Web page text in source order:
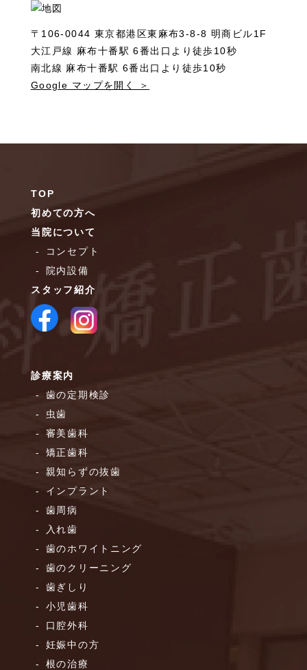
〒106-0044 東京都港区東麻布3-8-8 明商ビル1F
大江戸線 麻布十番駅 6番出口より徒歩10秒
南北線 麻布十番駅 6番出口より徒歩10秒
Google マップを開く ＞
TOP
初めての方へ
当院について
コンセプト
院内設備
スタッフ紹介
診療案内
歯の定期検診
虫歯
審美歯科
矯正歯科
親知らずの抜歯
インプラント
歯周病
入れ歯
歯のホワイトニング
歯のクリーニング
歯ぎしり
小児歯科
口腔外科
妊娠中の方
根の治療